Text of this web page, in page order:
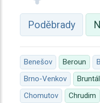
Poděbrady
Benešov Beroun
Brno-Venkov
Bruntál
Chomutov
Chrudim